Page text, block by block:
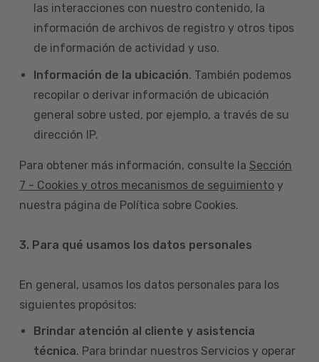
las interacciones con nuestro contenido, la
información de archivos de registro y otros tipos
de información de actividad y uso.
Información de la ubicación. También podemos
recopilar o derivar información de ubicación
general sobre usted, por ejemplo, a través de su
dirección IP.
Para obtener más información, consulte la Sección
7 - Cookies y otros mecanismos de seguimiento y
nuestra página de Política sobre Cookies.
3. Para qué usamos los datos personales
En general, usamos los datos personales para los
siguientes propósitos:
Brindar atención al cliente y asistencia
técnica. Para brindar nuestros Servicios y operar